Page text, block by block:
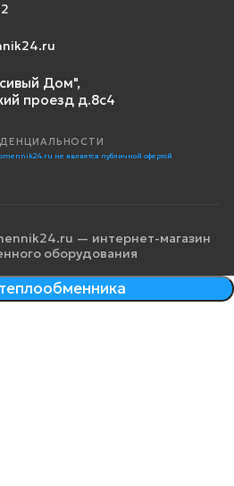
Дом",
проезд д.8с4
не является публичной офертой
— интернет-магазин
оборудования